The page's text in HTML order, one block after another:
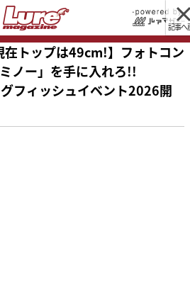
記事へ
トップは49cm!】フォトコン
ノー」を手に入れろ!!
フィッシュイベント2026開